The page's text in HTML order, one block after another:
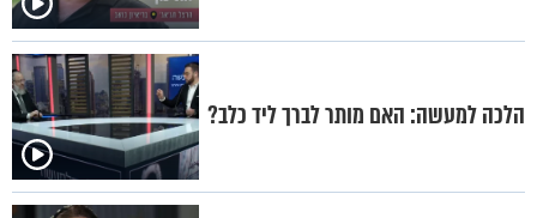
הלכה למעשה: האם מותר לברך ליד כלב?